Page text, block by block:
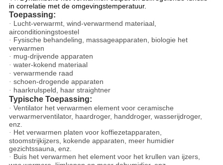
in correlatie met de omgevingstemperatuur.
Toepassing:
· Lucht-verwarmt, wind-verwarmend materiaal,
airconditioningstoestel
· Fysische behandeling, massageapparaten, biologie het
verwarmen
· mug-drijvende apparaten
· water-kokend materiaal
· verwarmende raad
· schoen-drogende apparaten
· haarkrulspeld, haar straightner
Typische Toepassing:
· Ventilator het verwarmen element voor ceramische
verwarmerventilator, haardroger, handdroger, wasserijdroger,
enz.
· Het verwarmen platen voor koffiezetapparaten,
stoomstrijkijzers, kokende apparaten, meer humidier
gezichtssauna, enz.
· Buis het verwarmen het element voor het krullen van ijzers,